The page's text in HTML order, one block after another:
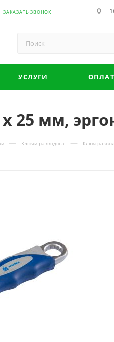
ЗАКАЗАТЬ ЗВОНОК
УСЛУГИ
25 мм,
— Ключи разводные — Ключ